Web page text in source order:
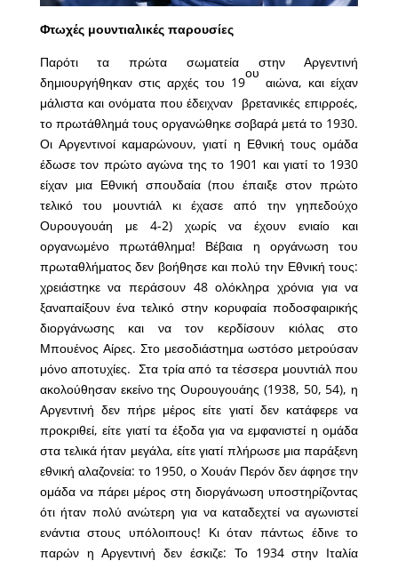
Φτωχές μουντιαλικές παρουσίες
Παρότι τα πρώτα σωματεία στην Αργεντινή
δημιουργήθηκαν στις αρχές του 19
ου
αιώνα, και είχαν
μάλιστα και ονόματα που έδειχναν βρετανικές επιρροές,
το πρωτάθλημά τους οργανώθηκε σοβαρά μετά το 1930.
Οι Αργεντινοί καμαρώνουν, γιατί η Εθνική τους ομάδα
έδωσε τον πρώτο αγώνα της το 1901 και γιατί το 1930
είχαν μια Εθνική σπουδαία (που έπαιξε στον πρώτο
τελικό του μουντιάλ κι έχασε από την γηπεδούχο
Ουρουγουάη με 4-2) χωρίς να έχουν ενιαίο και
οργανωμένο πρωτάθλημα! Βέβαια η οργάνωση του
πρωταθλήματος δεν βοήθησε και πολύ την Εθνική τους:
χρειάστηκε να περάσουν 48 ολόκληρα χρόνια για να
ξαναπαίξουν ένα τελικό στην κορυφαία ποδοσφαιρικής
διοργάνωσης και να τον κερδίσουν κιόλας στο
Μπουένος Αίρες. Στο μεσοδιάστημα ωστόσο μετρούσαν
μόνο αποτυχίες. Στα τρία από τα τέσσερα μουντιάλ που
ακολούθησαν εκείνο της Ουρουγουάης (1938, 50, 54), η
Αργεντινή δεν πήρε μέρος είτε γιατί δεν κατάφερε να
προκριθεί, είτε γιατί τα έξοδα για να εμφανιστεί η ομάδα
στα τελικά ήταν μεγάλα, είτε γιατί πλήρωσε μια παράξενη
εθνική αλαζονεία: το 1950, ο Χουάν Περόν δεν άφησε την
ομάδα να πάρει μέρος στη διοργάνωση υποστηρίζοντας
ότι ήταν πολύ ανώτερη για να καταδεχτεί να αγωνιστεί
ενάντια στους υπόλοιπους! Κι όταν πάντως έδινε το
παρών η Αργεντινή δεν έσκιζε: Το 1934 στην Ιταλία